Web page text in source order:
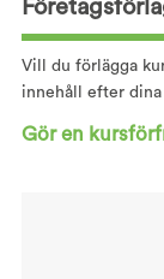
Vill du förlägga
innehåll efter dina
Gör en